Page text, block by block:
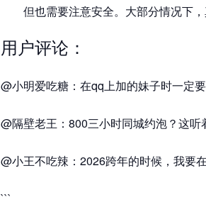
但也需要注意安全。大部分情况下
用户评论：
@小明爱吃糖：在qq上加的妹子时一定
@隔壁老王：800三小时同城约泡？这听
@小王不吃辣：2026跨年的时候，我要
```